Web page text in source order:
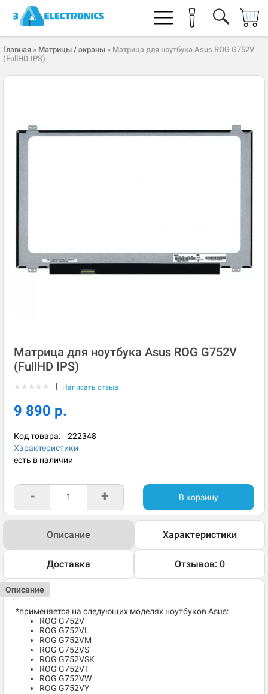
Главная » Матрицы / экраны » Матрица для ноутбука Asus ROG G752V
(FullHD IPS)
Матрица для ноутбука Asus ROG G752V
(FullHD IPS)
★ ★ ★ ★ ★ | Написать отзыв
9 890 р.
Код товара: 222348
Характеристики
есть в наличии
- + В корзину
Описание Характеристики
Доставка Отзывов: 0
Описание
*применяется на следующих моделях ноутбуков Asus:
ROG G752V
ROG G752VL
ROG G752VM
ROG G752VS
ROG G752VSK
ROG G752VT
ROG G752VW
ROG G752VY